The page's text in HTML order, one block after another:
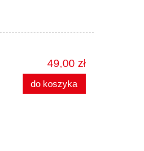
49,00 zł
do koszyka